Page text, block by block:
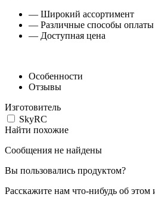
— Широкий ассортимент
— Различные способы оплаты
— Доступная цена
Особенности
Отзывы
Изготовитель
SkyRC
Найти похожие
Сообщения не найдены
Вы пользовались продуктом?
Расскажите нам что-нибудь об